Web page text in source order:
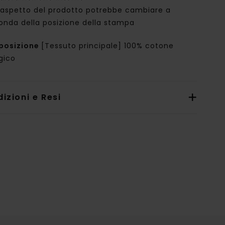
del prodotto potrebbe cambiare a
della posizione della stampa
[Tessuto principale] 100% cotone
e Resi